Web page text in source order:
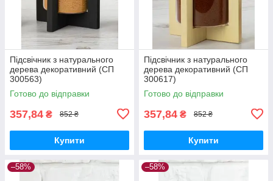
Підсвічник з натурального
дерева декоративний (СП
300563)
Готово до відправки
357,84 ₴ 852 ₴
Купити
Підсвічник з натурального
дерева декоративний (СП
300617)
Готово до відправки
357,84 ₴ 852 ₴
Купити
–58% –58%